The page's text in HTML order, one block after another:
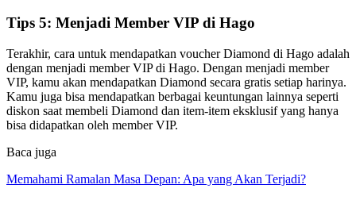
Tips 5: Menjadi Member VIP di Hago
Terakhir, cara untuk mendapatkan voucher Diamond di Hago adalah
dengan menjadi member VIP di Hago. Dengan menjadi member
VIP, kamu akan mendapatkan Diamond secara gratis setiap harinya.
Kamu juga bisa mendapatkan berbagai keuntungan lainnya seperti
diskon saat membeli Diamond dan item-item eksklusif yang hanya
bisa didapatkan oleh member VIP.
Baca juga
Memahami Ramalan Masa Depan: Apa yang Akan Terjadi?